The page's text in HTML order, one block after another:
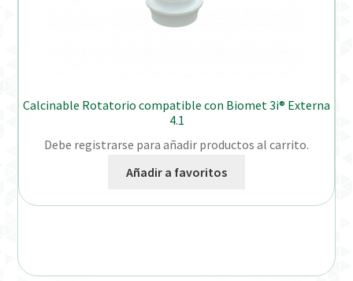
Calcinable Rotatorio compatible con Biomet 3i® Externa
4.1
Debe registrarse para añadir productos al carrito.
Añadir a favoritos